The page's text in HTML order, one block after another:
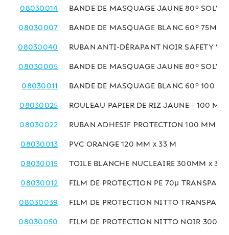
08030014 BANDE DE MASQUAGE JAUNE 80°
08030007 BANDE DE MASQUAGE BLANC 60° 75MM
08030040 RUBAN ANTI-DÉRAPANT NOIR SAFETY
08030005 BANDE DE MASQUAGE JAUNE 80°
08030011 BANDE DE MASQUAGE BLANC 60° 100
08030025 ROULEAU PAPIER DE RIZ JAUNE - 100
08030022 RUBAN ADHESIF PROTECTION 100 MM x
08030013 PVC ORANGE 120 MM x 33 M
08030015 TOILE BLANCHE NUCLEAIRE 300MM x
08030012 FILM DE PROTECTION PE 70µ
08030039 FILM DE PROTECTION NITTO
08030050 FILM DE PROTECTION NITTO NOIR 300